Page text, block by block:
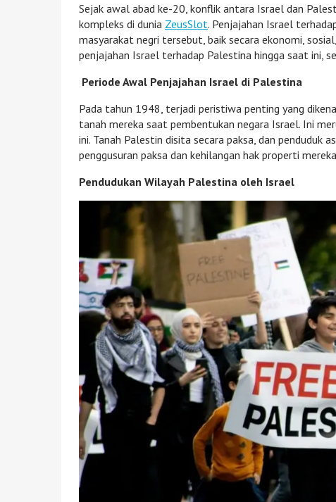
Sejak awal abad ke-20, konflik antara Israel dan
kompleks di dunia ZeusSlot. Penjajahan Israel
masyarakat negri tersebut, baik secara ekonomi,
penjajahan Israel terhadap Palestina hingga saat ini,
Periode Awal Penjajahan Israel di Palestina
Pada tahun 1948, terjadi peristiwa penting yang
tanah mereka saat pembentukan negara Israel. Ini
ini. Tanah Palestin disita secara paksa, dan penduduk
penggusuran paksa dan kehilangan hak properti
Pendudukan Wilayah Palestina oleh Israel